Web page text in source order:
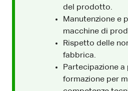
del prodotto.
Manutenzione e
macchine di
Rispetto delle
fabbrica.
Partecipazione
formazione per